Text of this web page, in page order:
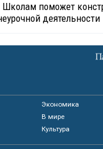
поможет
деятельности
Экономика
В мире
Культура